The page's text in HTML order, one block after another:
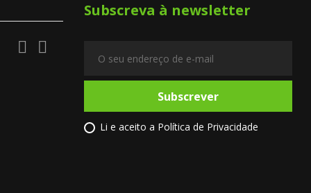
 
Subscreva à newsletter
Subscrever
Li e aceito a Política de Privacidade